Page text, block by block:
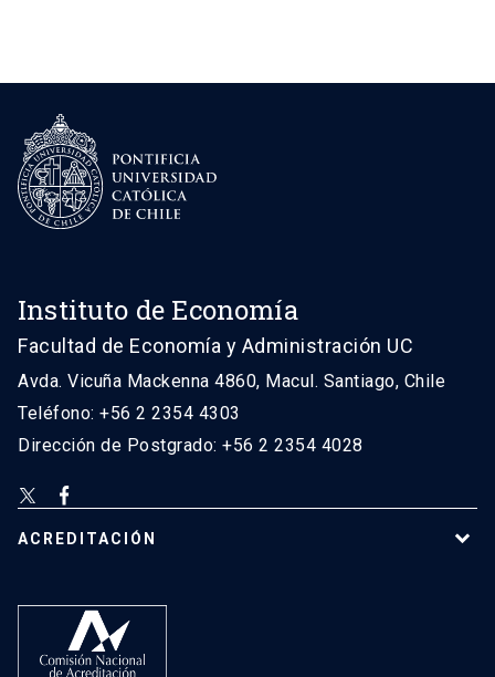
Instituto de Economía
Facultad de Economía y Administración UC
Avda. Vicuña Mackenna 4860, Macul. Santiago, Chile
Teléfono: +56 2 2354 4303
Dirección de Postgrado: +56 2 2354 4028
ACREDITACIÓN